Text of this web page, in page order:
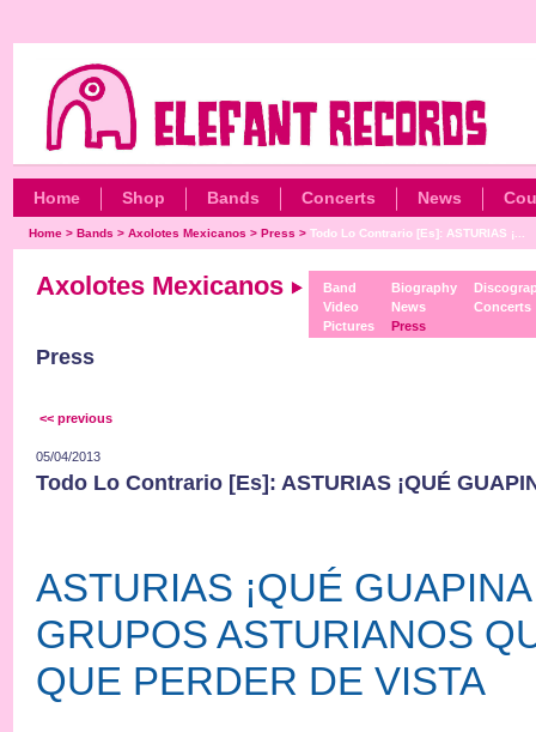
Home Shop Bands Concerts News
Home> Bands > Axolotes Mexicanos > Press > Todo Lo Contrario [Es]: ASTURIAS ¡...
Axolotes Mexicanos
Band
Video
Pictures
Biography
News
Press
Concerts
Press
<< previous
05/04/2013
Todo Lo Contrario [Es]: ASTURIAS ¡QUÉ
ASTURIAS ¡QUÉ
GRUPOS ASTURIANOS
QUE PERDER DE VISTA